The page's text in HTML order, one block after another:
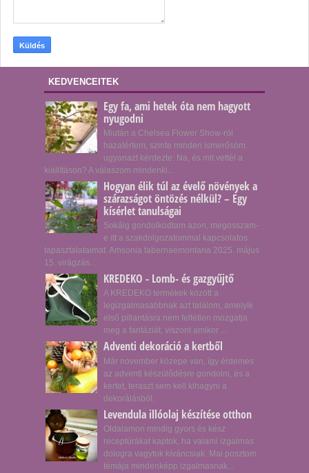
KEDVENCEITEK
Egy fa, ami hetek óta nem hagyott
nyugodni
Miután a Chelsea Flower Show-ról
hazatértem, szinte minden ismerősöm
ugyanazt kérdezte: Na, és mit vettél a
kiállításon? A válaszom mindenki...
Hogyan élik túl az évelő növények a
szárazságot öntözés nélkül? – Egy
kísérlet tanulságai
Sokáig gondolkodtam azon, megosszam-
e itt a szakdolgozatommal kapcsolatos
tapasztalataimat. Amsonia tabernaemontana 2025. május
15. virágzás...
KREDEKO - Lomb- és gazgyűjtő
A KREDEKO termékek között a
legizgalmasabbnak azt találom, amelyik
első pillantásra nem feltétlen mozgatja
meg a fantáziát, viszont amikor ...
Adventi dekoráció a kertből
Már november közepe van, így érdemes
az adventi készülődésre gondolni, és a
kertet, teraszt sem kell kihagyni a
dekorálásból.
Levendula illóolaj készítése otthon
Oldalamon mindig gyors és kész
receptúrákat kaptok, ha valami izgalmas
dologra vagytok kíváncsiak. Mai posztom
témája mindenképp izgalmasnak...